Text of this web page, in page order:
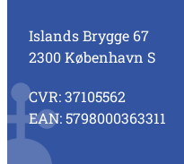
Islands Brygge 67
2300 København S
CVR: 37105562
EAN: 5798000363311